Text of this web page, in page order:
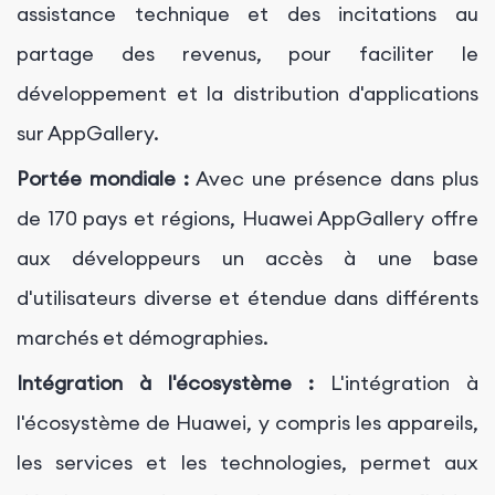
assistance technique et des incitations au
partage des revenus, pour faciliter le
développement et la distribution d'applications
sur AppGallery.
Portée mondiale : Avec une présence dans plus
de 170 pays et régions, Huawei AppGallery offre
aux développeurs un accès à une base
d'utilisateurs diverse et étendue dans différents
marchés et démographies.
Intégration à l'écosystème : L'intégration à
l'écosystème de Huawei, y compris les appareils,
les services et les technologies, permet aux